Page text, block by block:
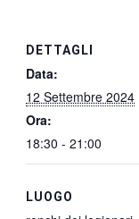
DETTAGLI
Data:
12 Settembre 2024
Ora:
18:30 - 21:00
LUOGO